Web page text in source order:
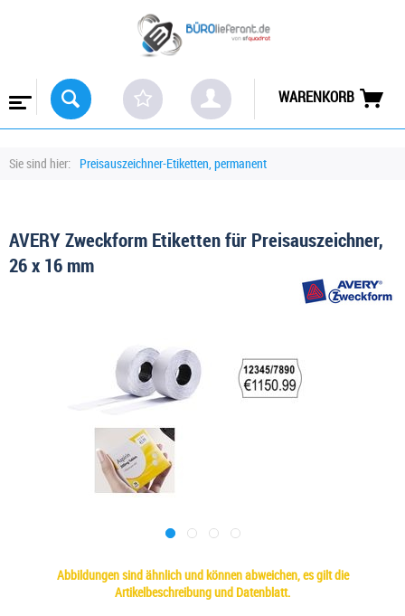
WARENKORB
Sie sind hier: Preisauszeichner-Etiketten, permanent
AVERY Zweckform Etiketten für Preisauszeichner,
26 x 16 mm
Abbildungen sind ähnlich und können abweichen, es gilt die
Artikelbeschreibung und Datenblatt.